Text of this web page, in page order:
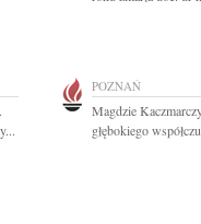
POZNAŃ
Magdzie
głębokiego